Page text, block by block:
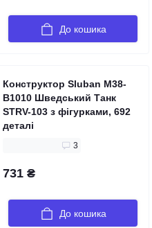
До кошика
Конструктор Sluban M38-
B1010 Шведський Танк
STRV-103 з фігурками, 692
деталі
3
731 ₴
До кошика